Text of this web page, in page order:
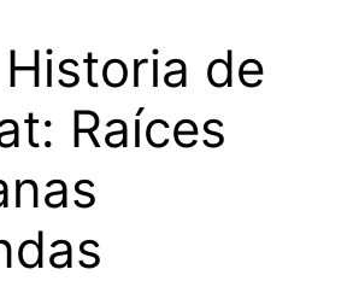
de
Raíces